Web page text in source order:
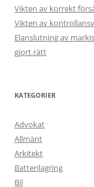
Vikten av korrekt
Vikten av
Elanslutning av
gjort rätt
KATEGORIER
Advokat
Allmänt
Arkitekt
Batterilagring
Bil